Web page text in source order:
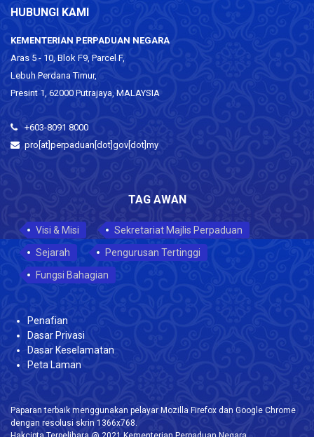
HUBUNGI KAMI
KEMENTERIAN PERPADUAN NEGARA
Aras 5 - 10, Blok F9, Parcel F,
Lebuh Perdana Timur,
Presint 1, 62000 Putrajaya, MALAYSIA
+603-8091 8000
pro[at]perpaduan[dot]gov[dot]my
TAG AWAN
Visi & Misi
Sekretariat Majlis Perpaduan
Sejarah
Pengurusan Tertinggi
Fungsi Bahagian
Penafian
Dasar Privasi
Dasar Keselamatan
Peta Laman
Paparan terbaik menggunakan pelayar Mozilla Firefox dan Google Chrome
dengan resolusi skrin 1366x768.